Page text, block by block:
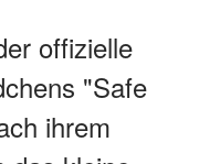
offizielle
"Safe
ihrem